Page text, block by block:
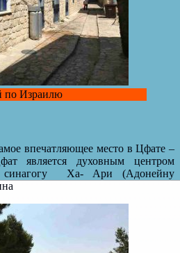
по Израилю
впечатляющее место в Цфате –
является духовным центром
Ха- Ари (Адонейну